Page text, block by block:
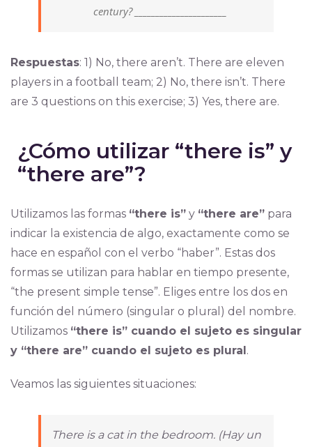
century? ______________________
Respuestas: 1) No, there aren’t. There are eleven
players in a football team; 2) No, there isn’t. There
are 3 questions on this exercise; 3) Yes, there are.
¿Cómo utilizar “there is” y
“there are”?
Utilizamos las formas “there is”y “there are”para
indicar la existencia de algo, exactamente como se
hace en español con el verbo “haber”. Estas dos
formas se utilizan para hablar en tiempo presente,
“the present simple tense”. Eliges entre los dos en
función del número (singular o plural) del nombre.
Utilizamos “there is” cuando el sujeto es singular
y “there are” cuando el sujeto es plural.
Veamos las siguientes situaciones:
There is a cat in the bedroom. (Hay un